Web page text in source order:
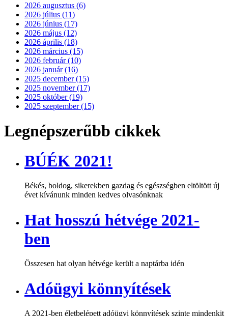
2026 augusztus (6)
2026 július (11)
2026 június (17)
2026 május (12)
2026 április (18)
2026 március (15)
2026 február (10)
2026 január (16)
2025 december (15)
2025 november (17)
2025 október (19)
2025 szeptember (15)
Legnépszerűbb cikkek
BÚÉK 2021!
Békés, boldog, sikerekben gazdag és egészségben eltöltött új
évet kívánunk minden kedves olvasónknak
Hat hosszú hétvége 2021-
ben
Összesen hat olyan hétvége került a naptárba idén
Adóügyi könnyítések
A 2021-ben életbelépett adóügyi könnyítések szinte mindenkit